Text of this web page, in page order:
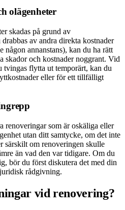
olägenheter
skadas på grund av
av andra direkta kostnader
någon annanstans), kan du ha rätt
skador och kostnader noggrant. Vid
tvingas flytta ut temporärt, kan du
eller för ett tillfälligt
renoveringar som är oskäliga eller
utan ditt samtycke, om det inte
särskilt om renoveringen skulle
än vad den var tidigare. Om du
bör du först diskutera det med din
rådgivning.
vid renovering?